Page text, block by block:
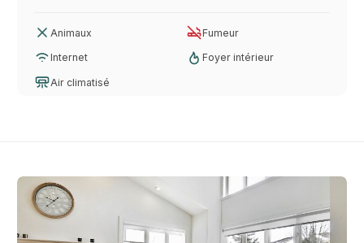
Animaux Fumeur
Internet Foyer intérieur
Air climatisé